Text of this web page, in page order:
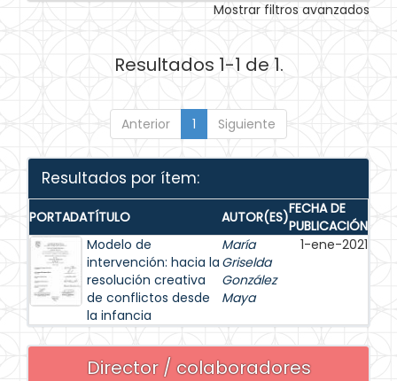
Mostrar filtros avanzados
Resultados 1-1 de 1.
Anterior 1 Siguiente
Resultados por ítem:
PORTADATÍTULO AUTOR(ES)FECHA DE
PUBLICACIÓN
Modelo de
intervención: hacia la
resolución creativa
de conflictos desde
la infancia
María
Griselda
González
Maya
1-ene-2021
Director / colaboradores